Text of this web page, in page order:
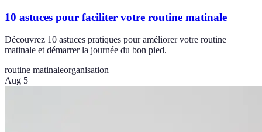
10 astuces pour faciliter votre routine matinale
Découvrez 10 astuces pratiques pour améliorer votre routine
matinale et démarrer la journée du bon pied.
routine matinaleorganisation
Aug 5